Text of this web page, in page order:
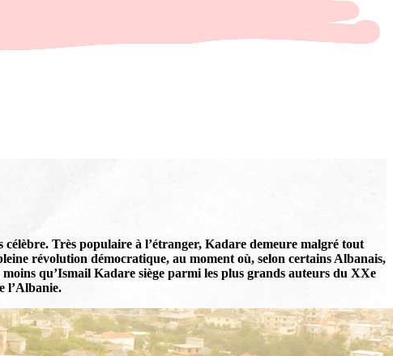
Très populaire à l’étranger, Kadare demeure malgré tout
révolution démocratique, au moment où, selon certains Albanais,
qu’Ismail Kadare siège parmi les plus grands auteurs du XXe
l’Albanie.